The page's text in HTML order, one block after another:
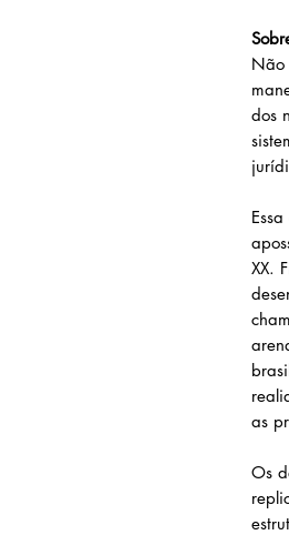
Não
dos
XX.
as
Os